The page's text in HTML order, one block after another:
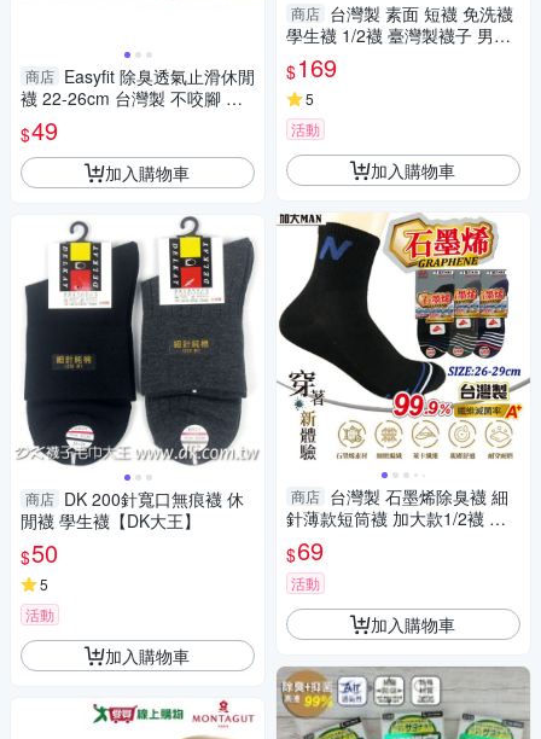
商店 Easyfit 除臭透氣止滑休閒
襪 22-26cm 台灣製 不咬腳 止
滑 襪子 短襪 襪【愛買】
$49
加入購物車
商店 DK 200針寬口無痕襪 休
閒襪 學生襪【DK大王】
$50
5
活動
加入購物車
商店 台灣製 素面 短襪 免洗襪
學生襪 1/2襪 臺灣製襪子 男女
適用 (12雙) ~DK襪子毛巾大王
$169
5
活動
加入購物車
商店 台灣製 石墨烯除臭襪 細
針薄款短筒襪 加大款1/2襪 加
大尺寸 NO.5942【DK大王】
$69
活動
加入購物車